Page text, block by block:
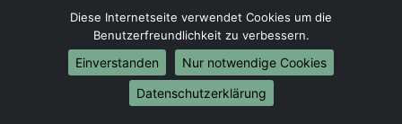
Umzug von Esslingen am Neckar nach Niederlande
Umzug von Esslingen am Neckar nach Norwegen
Umzüge-Deutschlandweit
Diese Internetseite verwendet Cookies um die
Benutzerfreundlichkeit zu verbessern.
Einverstanden
Nur notwendige Cookies
Datenschutzerklärung